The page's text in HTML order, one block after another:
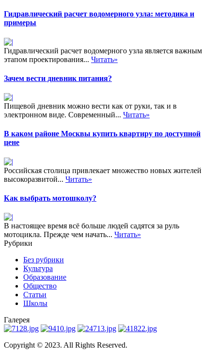
Гидравлический расчет водомерного узла: методика и
примеры
Гидравлический расчет водомерного узла является важным
этапом проектирования... Читать»
Зачем вести дневник питания?
Пищевой дневник можно вести как от руки, так и в
электронном виде. Современный... Читать»
В каком районе Москвы купить квартиру по доступной
цене
Российская столица привлекает множество новых жителей
высокоразвитой... Читать»
Как выбрать мотошколу?
В настоящее время всё больше людей садятся за руль
мотоцикла. Прежде чем начать... Читать»
Рубрики
Без рубрики
Культура
Образование
Общество
Статьи
Школы
Галерея
Copyright © 2023. All Rights Reserved.